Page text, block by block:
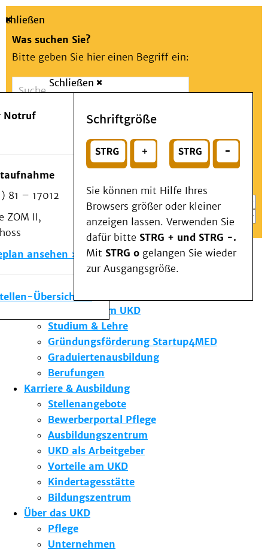
Suche
Schließen
Was suchen Sie?
Bitte geben Sie hier einen Begriff ein:
Suchen
oder
Wählen Sie ein Thema für Ihren Schnelleinstieg
Notfall
Schließen
Notruf
81 – 17012
ZOM II,
ansehen
Übersicht
Schriftgröße
Sie können mit Hilfe Ihres
Browsers größer oder kleiner
anzeigen lassen. Verwenden Sie
dafür bitte STRG + und STRG -.
Mit STRG o gelangen Sie wieder
zur Ausgangsgröße.
Menü
Patienten & Besucher
Kliniken/Institute/Zentren
Als Patient am UKD
Beratung und Unterstützung
Veranstaltungen
Kommunikation im Medizinwesen (KIM)
Notfall
Forschung & Lehre
Die Institute des UKD
Forschung am UKD
Studium & Lehre
Gründungsförderung Startup4MED
Graduiertenausbildung
Berufungen
Karriere & Ausbildung
Stellenangebote
Bewerberportal Pflege
Ausbildungszentrum
UKD als Arbeitgeber
Vorteile am UKD
Kindertagesstätte
Bildungszentrum
Über das UKD
Pflege
Unternehmen